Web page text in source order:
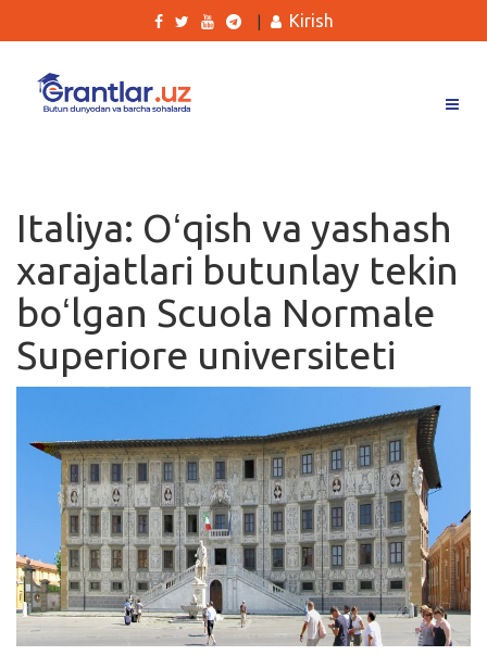
Ishlar
Kurslar
Blog
Yana
Qidirish
Kirish
Kirish
Italiya: Oʻqish va yashash
xarajatlari butunlay tekin
boʻlgan Scuola Normale
Superiore universiteti